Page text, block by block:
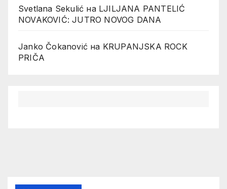
Svetlana Sekulić на LJILJANA PANTELIĆ
NOVAKOVIĆ: JUTRO NOVOG DANA
Janko Čokanović на KRUPANJSKA ROCK
PRIČA